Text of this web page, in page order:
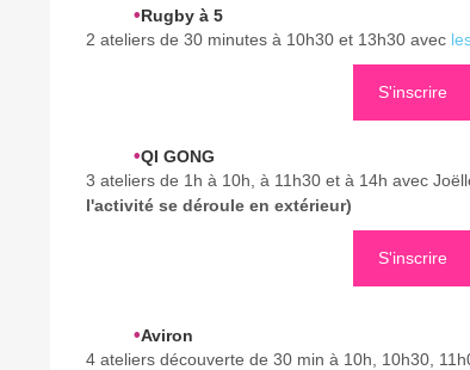
•Rugby à 5
2 ateliers de 30 minutes à 10h30 et 13h30 avec
S'inscrire
•QI GONG
3 ateliers de 1h à 10h, à 11h30 et à 14h avec
l'activité se déroule en extérieur)
S'inscrire
•Aviron
4 ateliers découverte de 30 min à 10h, 10h30,